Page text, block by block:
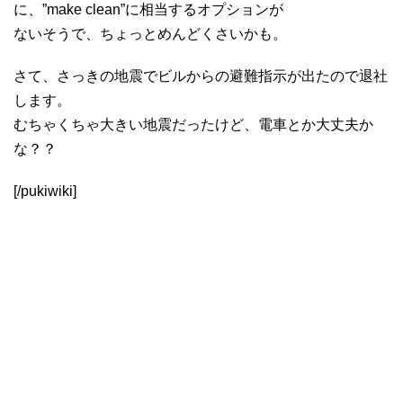
に、”make clean”に相当するオプションが
ないそうで、ちょっとめんどくさいかも。
さて、さっきの地震でビルからの避難指示が出たので退社
します。
むちゃくちゃ大きい地震だったけど、電車とか大丈夫か
な？？
[/pukiwiki]